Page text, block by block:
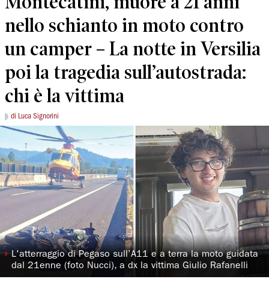
nello schianto in moto contro
un camper – La notte in Versilia
poi la tragedia sull’autostrada:
chi è la vittima
di Luca Signorini
◗L'atterraggio di Pegaso sull’A11 e a terra la moto guidata
dal 21enne (foto Nucci), a dx la vittima Giulio Rafanelli